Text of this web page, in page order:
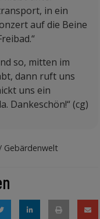
in ein
auf die Beine
so, mitten im
dann ruft uns
uns ein
Dankeschön!“ (cg)
Gebärdenwelt